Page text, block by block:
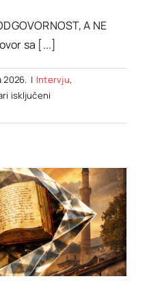
A NE
sa [...]
2026. | Intervju,
isključeni
sa
REFORMA
MORA
POSTATI
ODGOVORNOST,
A
NE
POLITIČKA